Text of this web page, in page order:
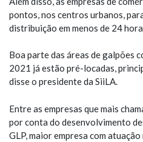
pontos, nos centros urbanos,
distribuição em menos de 24
Boa parte das áreas de galpões
2021 já estão pré-locadas,
disse o presidente da SiiLA.
Entre as empresas que mais
por conta do desenvolvimento
GLP, maior empresa com